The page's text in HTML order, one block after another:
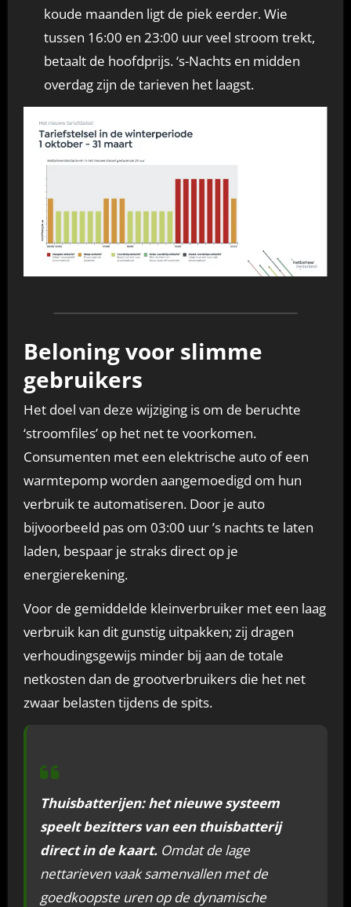
koude maanden ligt de piek eerder. Wie
tussen 16:00 en 23:00 uur veel stroom trekt,
betaalt de hoofdprijs. ‘s-Nachts en midden
overdag zijn de tarieven het laagst.
Beloning voor slimme
gebruikers
Het doel van deze wijziging is om de beruchte
‘stroomfiles’ op het net te voorkomen.
Consumenten met een elektrische auto of een
warmtepomp worden aangemoedigd om hun
verbruik te automatiseren. Door je auto
bijvoorbeeld pas om 03:00 uur ’s nachts te laten
laden, bespaar je straks direct op je
energierekening.
Voor de gemiddelde kleinverbruiker met een laag
verbruik kan dit gunstig uitpakken; zij dragen
verhoudingsgewijs minder bij aan de totale
netkosten dan de grootverbruikers die het net
zwaar belasten tijdens de spits.
Thuisbatterijen: het nieuwe systeem
speelt bezitters van een thuisbatterij
direct in de kaart. Omdat de lage
nettarieven vaak samenvallen met de
goedkoopste uren op de dynamische